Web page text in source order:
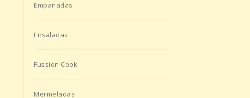
Empanadas
Ensaladas
Fussion Cook
Mermeladas